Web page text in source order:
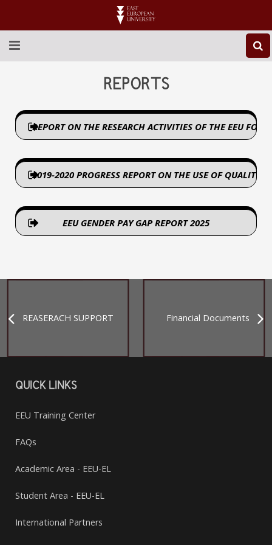
EDUCATION
RESEARCH
INTERNATIONAL
LIBRARY
REPORTS
REPORT ON THE RESEARCH ACTIVITIES OF THE EEU FOR
2019-2020 PROGRESS REPORT ON THE USE OF QUALITY
EEU GENDER PAY GAР REPORT 2025
REASERACH SUPPORT Financial Documents
QUICK LINKS
EEU Training Center
FAQs
Academic Area - EEU-EL
Student Area - EEU-EL
International Partners